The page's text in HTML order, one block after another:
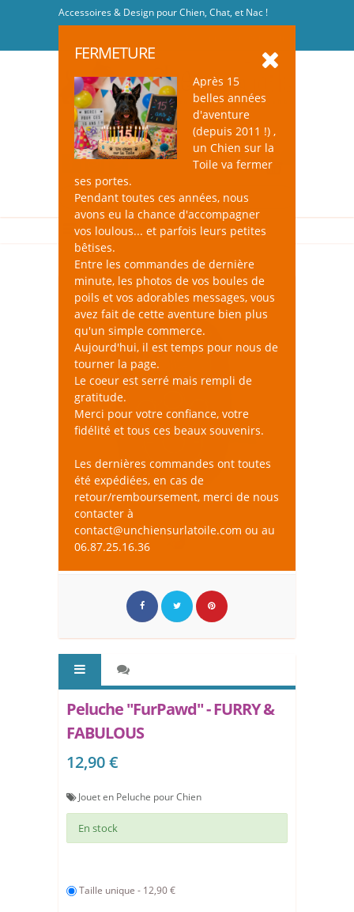
Accessoires & Design pour Chien, Chat, et Nac !
FERMETURE
Après 15
belles années
d'aventure
(depuis 2011 !) ,
un Chien sur la
Toile va fermer
ses portes.
Pendant toutes ces années, nous
avons eu la chance d'accompagner
vos loulous... et parfois leurs petites
bêtises.
Entre les commandes de dernière
minute, les photos de vos boules de
poils et vos adorables messages, vous
avez fait de cette aventure bien plus
qu'un simple commerce.
Aujourd'hui, il est temps pour nous de
tourner la page.
Le coeur est serré mais rempli de
gratitude.
Merci pour votre confiance, votre
fidélité et tous ces beaux souvenirs.
Les dernières commandes ont toutes
été expédiées, en cas de
retour/remboursement, merci de nous
contacter à
contact@unchiensurlatoile.com ou au
06.87.25.16.36
Peluche "FurPawd" - FURRY &
FABULOUS
12,90 €
Jouet en Peluche pour Chien
En stock
Taille unique - 12,90 €